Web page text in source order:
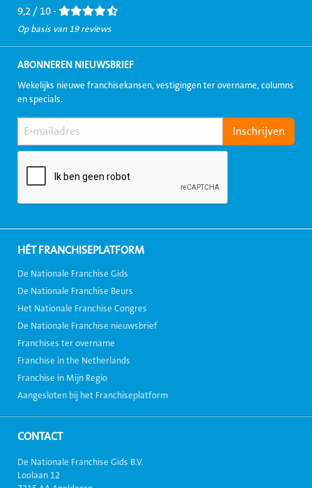
9,2 / 10 -
Op basis van 19 reviews
ABONNEREN NIEUWSBRIEF
Wekelijks nieuwe franchisekansen, vestigingen ter overname, columns
en specials.
HÉT FRANCHISEPLATFORM
De Nationale Franchise Gids
De Nationale Franchise Beurs
Het Nationale Franchise Congres
De Nationale Franchise nieuwsbrief
Franchises ter overname
Franchise in the Netherlands
Franchise in Mijn Regio
Aangesloten bij het Franchiseplatform
CONTACT
De Nationale Franchise Gids B.V.
Loolaan 12